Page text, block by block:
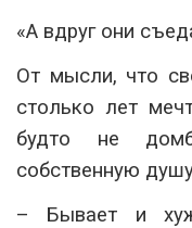
«А вдруг они
От мысли, что
столько лет
будто не
собственную
– Бывает и